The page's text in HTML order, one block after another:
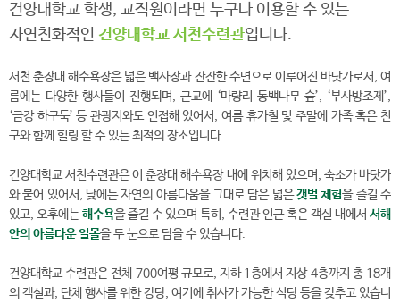
건양대학교 학생, 교직원이라면 누구나 이용할 수 있는
자연친화적인 건양대학교 서천수련관입니다.
서천 춘장대 해수욕장은 넓은 백사장과 잔잔한 수면으로 이루어진 바닷가로서, 여
름에는 다양한 행사들이 진행되며, 근교에 ‘마량리 동백나무 숲’, ‘부사방조제’,
‘금강 하구둑’ 등 관광지와도 인접해 있어서, 여름 휴가철 및 주말에 가족 혹은 친
구와 함께 힐링 할 수 있는 최적의 장소입니다.
건양대학교 서천수련관은 이 춘장대 해수욕장 내에 위치해 있으며, 숙소가 바닷가
와 붙어 있어서, 낮에는 자연의 아름다움을 그대로 담은 넓은갯벌 체험을 즐길 수
있고, 오후에는해수욕을 즐길 수 있으며 특히, 수련관 인근 혹은 객실 내에서 서해
안의 아름다운 일몰을 두 눈으로 담을 수 있습니다.
건양대학교 수련관은 전체 700여평 규모로, 지하 1층에서 지상 4층까지 총 18개
의 객실과, 단체 행사를 위한 강당, 여기에 취사가 가능한 식당 등을 갖추고 있습니